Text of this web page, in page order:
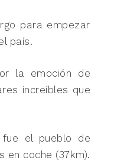
para empezar
país.
la emoción de
increíbles que
fue el pueblo de
en coche (37km).